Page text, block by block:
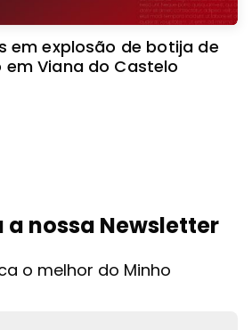
em explosão de botija de
Viana do Castelo
a nossa Newsletter
o melhor do Minho